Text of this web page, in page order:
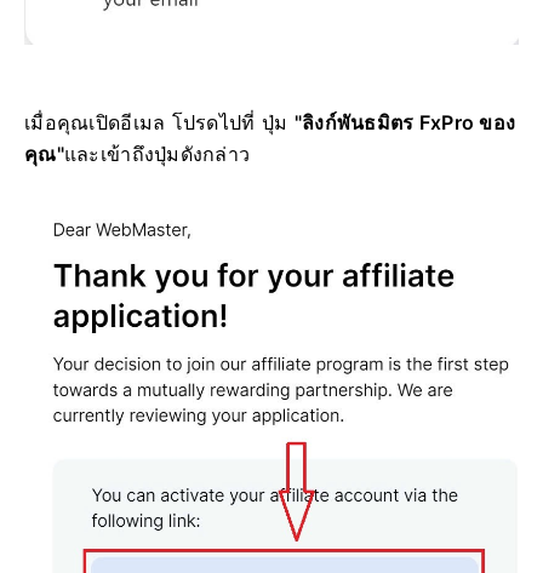
เมื่อคุณเปิดอีเมล โปรดไปที่ ปุ่ม "ลิงก์พันธมิตร FxPro ของ
คุณ"และเข้าถึงปุ่มดังกล่าว